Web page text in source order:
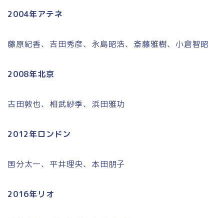
2004年アテネ
藤原紀香、吉田秀彦、永島昭浩、斎藤雅樹、小倉智昭
2008年北京
古田敦也、相武紗季、浜田雅功
2012年ロンドン
国分太一、平井理央、本田朋子
2016年リオ